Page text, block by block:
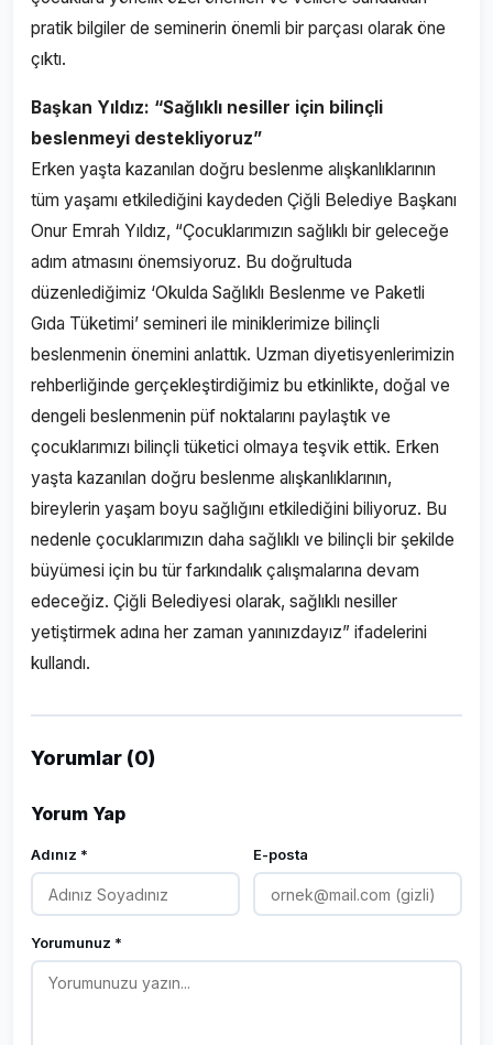
pratik bilgiler de seminerin önemli bir parçası olarak öne
çıktı.
Başkan Yıldız: “Sağlıklı nesiller için bilinçli
beslenmeyi destekliyoruz”
Erken yaşta kazanılan doğru beslenme alışkanlıklarının
tüm yaşamı etkilediğini kaydeden Çiğli Belediye Başkanı
Onur Emrah Yıldız, “Çocuklarımızın sağlıklı bir geleceğe
adım atmasını önemsiyoruz. Bu doğrultuda
düzenlediğimiz ‘Okulda Sağlıklı Beslenme ve Paketli
Gıda Tüketimi’ semineri ile miniklerimize bilinçli
beslenmenin önemini anlattık. Uzman diyetisyenlerimizin
rehberliğinde gerçekleştirdiğimiz bu etkinlikte, doğal ve
dengeli beslenmenin püf noktalarını paylaştık ve
çocuklarımızı bilinçli tüketici olmaya teşvik ettik. Erken
yaşta kazanılan doğru beslenme alışkanlıklarının,
bireylerin yaşam boyu sağlığını etkilediğini biliyoruz. Bu
nedenle çocuklarımızın daha sağlıklı ve bilinçli bir şekilde
büyümesi için bu tür farkındalık çalışmalarına devam
edeceğiz. Çiğli Belediyesi olarak, sağlıklı nesiller
yetiştirmek adına her zaman yanınızdayız” ifadelerini
kullandı.
Yorumlar (0)
Yorum Yap
Adınız * E-posta
Yorumunuz *